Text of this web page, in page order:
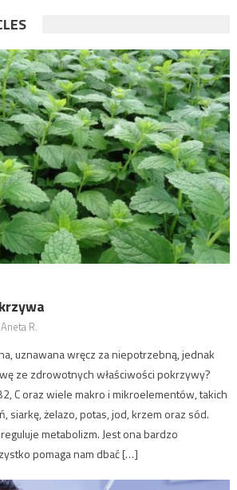
Aneta R.
uznawana wręcz za niepotrzebną, jednak
ze zdrowotnych właściwości pokrzywy?
C oraz wiele makro i mikroelementów, takich
siarkę, żelazo, potas, jod, krzem oraz sód.
metabolizm. Jest ona bardzo
pomaga nam dbać […]